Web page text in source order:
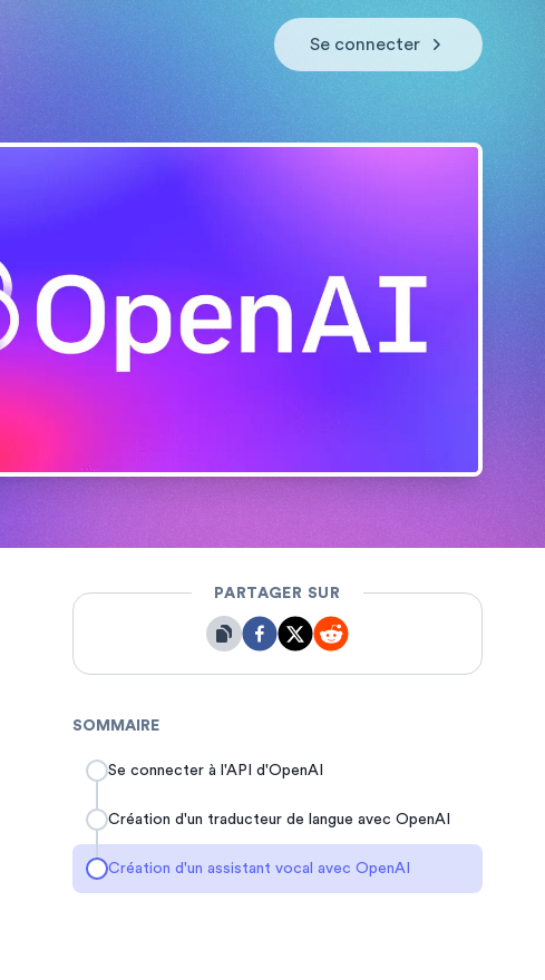
Se connecter
PARTAGER SUR
SOMMAIRE
Se connecter à l'API d'OpenAI
Création d'un traducteur de langue avec OpenAI
Création d'un assistant vocal avec OpenAI